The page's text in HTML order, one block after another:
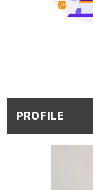
PROFILE